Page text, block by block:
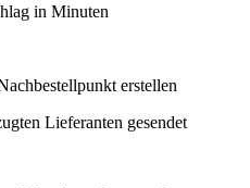
in Minuten
erstellen
Lieferanten gesendet